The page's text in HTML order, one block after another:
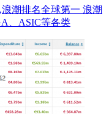
潮排名全球第一 浪潮
、ASIC等各类